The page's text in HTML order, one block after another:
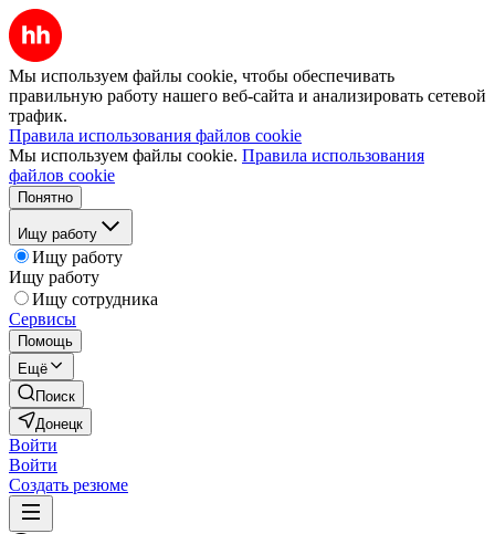
Мы используем файлы cookie, чтобы обеспечивать
правильную работу нашего веб-сайта и анализировать сетевой
трафик.
Правила использования файлов cookie
Мы используем файлы cookie. Правила использования
файлов cookie
Понятно
Ищу работу
Ищу работу
Ищу работу
Ищу сотрудника
Сервисы
Помощь
Ещё
Поиск
Донецк
Войти
Войти
Создать резюме